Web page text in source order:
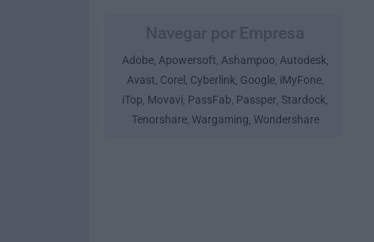
Adobe, Apowersoft, Ashampoo, Autodesk,
Avast, Corel , Cyberlink, Google, iMyFone,
iTop, Movavi, PassFab, Passper, Stardock,
Tenorshare, Wargaming, Wondershare